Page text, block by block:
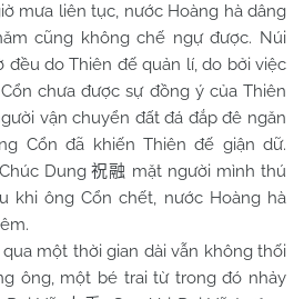
liên tục, nước Hoàng hà dâng
cũng không chế ngự được. Núi
đều do Thiên đế quản lí, do bởi việc
chưa được sự đồng ý của Thiên
vận chuyển đất đá đắp đê ngăn
Cổn đã khiến Thiên đế giận dữ.
Dung祝融 mặt người mình thú
khi ông Cổn chết, nước Hoàng hà
một thời gian dài vẫn không thối
ông, một bé trai từ trong đó nhảy